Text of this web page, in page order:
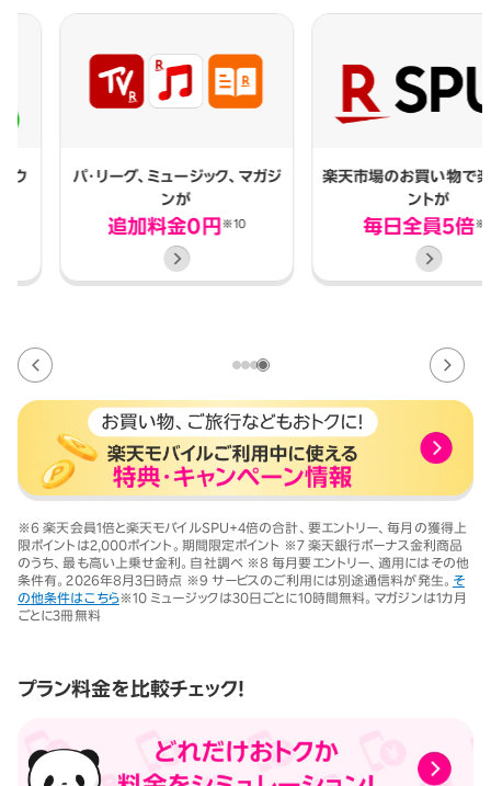
パ・リーグ、ミュージック、マガジ
追加料金0円※10
楽天市場のお買い物で楽天ポ
毎日全員5倍※6
※6 楽天会員1倍と楽天モバイルSPU+4倍の合計、要エントリー、毎月の獲得上
限ポイントは2,000ポイント。期間限定ポイント ※7 楽天銀行ボーナス金利商品
のうち、最も高い上乗せ金利。自社調べ ※8 毎月要エントリー、適用にはその他
条件有。2026年8月3日時点 ※9 サービスのご利用には別途通信料が発生。 そ
の他条件はこちら※10 ミュージックは30日ごとに10時間無料。マガジンは1カ月
ごとに3冊無料
プラン料金を比較チェック！